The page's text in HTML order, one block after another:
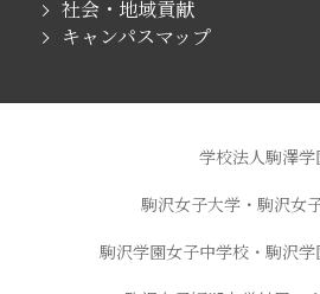
社会・地域貢献
キャンパスマップ
学校法人駒澤学
駒沢女子大学・駒沢女
駒沢学園女子中学校・駒沢